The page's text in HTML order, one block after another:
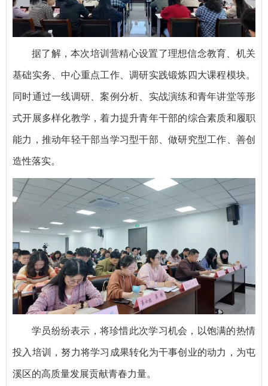
据了解，本次培训营精心设置了理想信念教育、机关
基础实务、中心重点工作、调研实践锻炼四大课程模块。
同时通过一线调研、案例分析、实战演练和青年讲堂等形
式开展多样化教学，着力提升青年干部的综合素质和履职
能力，推动年轻干部当学习型干部、做研究型工作、善创
造性落实。
学员纷纷表示，将珍惜此次学习机会，以饱满的热情
投入培训，努力将学习成果转化为干事创业的动力，为屯
溪区的高质量发展贡献青春力量。